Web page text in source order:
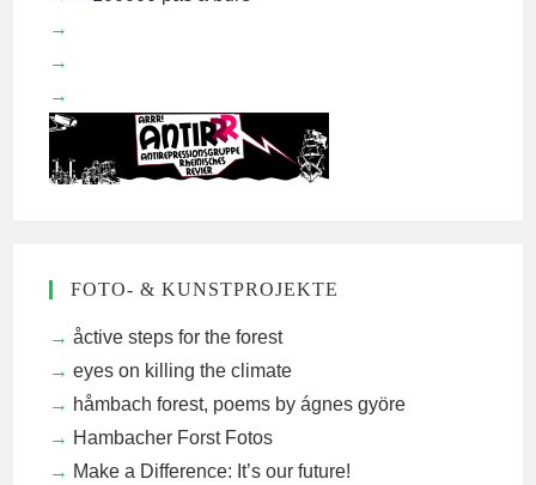
FOTO- & KUNSTPROJEKTE
åctive steps for the forest
eyes on killing the climate
håmbach forest, poems by ágnes györe
Hambacher Forst Fotos
Make a Difference: It’s our future!